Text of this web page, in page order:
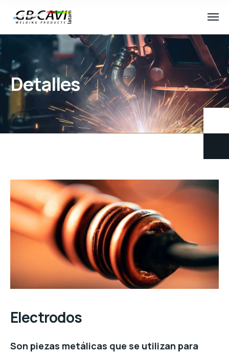
Detalles
Electrodos
Son piezas metálicas que se utilizan para